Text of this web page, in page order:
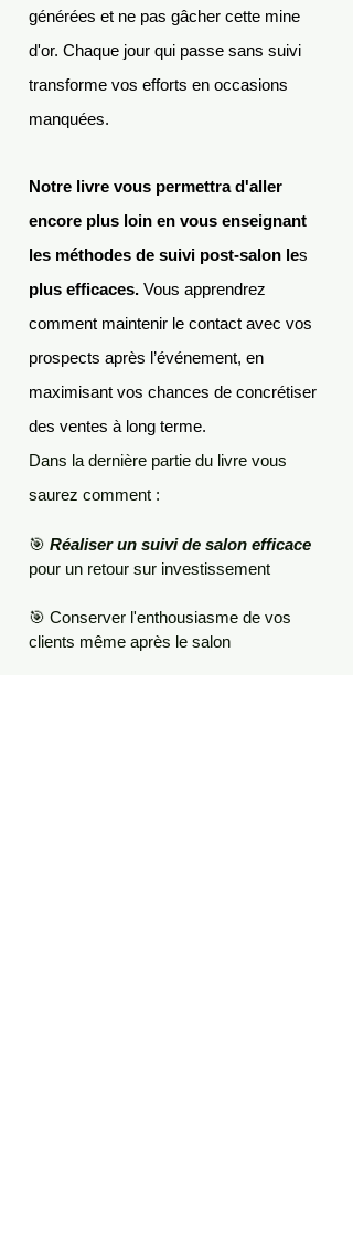
générées et ne pas gâcher cette mine
d'or. Chaque jour qui passe sans suivi
transforme vos efforts en occasions
manquées.
Notre livre vous permettra d'aller
encore plus loin en vous enseignant
les méthodes de suivi post-salon les
plus efficaces. Vous apprendrez
comment maintenir le contact avec vos
prospects après l’événement, en
maximisant vos chances de concrétiser
des ventes à long terme.
Dans la dernière partie du livre vous
saurez comment :
🎯 Réaliser un suivi de salon efficace
pour un retour sur investissement
🎯 Conserver l'enthousiasme de vos
clients même après le salon